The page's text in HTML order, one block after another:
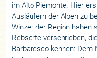
im Alto Piemonte. Hier
Ausläufern der Alpen zu
Winzer der Region haben
Rebsorte verschrieben,
Barbaresco kennen: Dem